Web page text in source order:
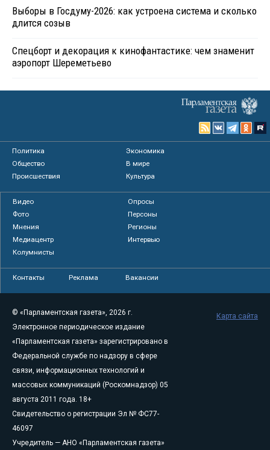
Выборы в Госдуму-2026: как устроена система и сколько
длится созыв
Спецборт и декорация к кинофантастике: чем знаменит
аэропорт Шереметьево
Политика
Экономика
Общество
В мире
Происшествия
Культура
Видео
Опросы
Фото
Персоны
Мнения
Регионы
Медиацентр
Интервью
Колумнисты
Контакты Реклама Вакансии
© «Парламентская газета», 2026 г.
Электронное периодическое издание
«Парламентская газета» зарегистрировано в
Федеральной службе по надзору в сфере
связи, информационных технологий и
массовых коммуникаций (Роскомнадзор) 05
августа 2011 года. 18+
Свидетельство о регистрации Эл № ФС77-
46097
Учредитель — АНО «Парламентская газета»
Карта сайта